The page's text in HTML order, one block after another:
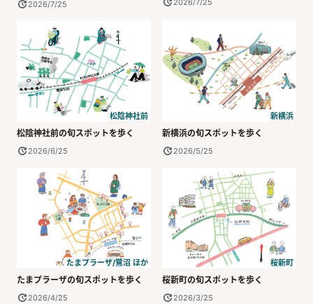
2026/7/25 2026/7/25
松陰神社前
松陰神社前の旬スポットを歩く
2026/6/25
新横浜
新横浜の旬スポットを歩く
2026/5/25
たまプラーザ/鷺沼 ほか
たまプラーザの旬スポットを歩く
2026/4/25
桜新町
桜新町の旬スポットを歩く
2026/3/25